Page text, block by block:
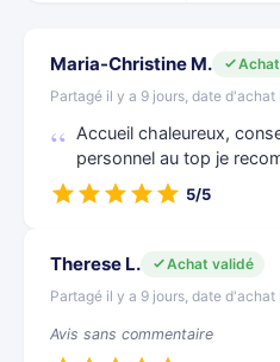
Maria-Christine M.
Partagé il y a 9 jours, date
Accueil chaleureux,
personnel au top je
5/5
Therese L.
Achat validé
Partagé il y a 9 jours, date
Avis sans commentaire